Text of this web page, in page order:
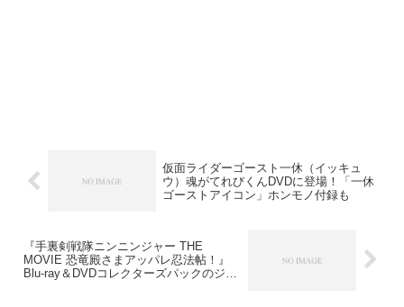
仮面ライダーゴースト一休（イッキュ
ウ）魂がてれびくんDVDに登場！「一休
ゴーストアイコン」ホンモノ付録も
『手裏剣戦隊ニンニンジャー THE
MOVIE 恐竜殿さまアッパレ忍法帖！』
Blu-ray＆DVDコレクターズパックのジャ